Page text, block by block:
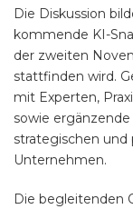
Die Diskussion
kommende KI-
der zweiten
stattfinden wird.
mit Experten,
sowie
strategischen und
Unternehmen.
Die begleitenden